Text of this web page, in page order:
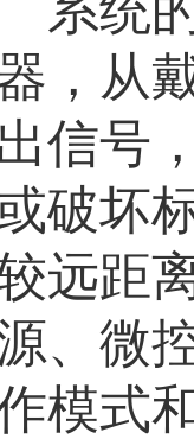
，从
信号
破坏
远距
、微
模式